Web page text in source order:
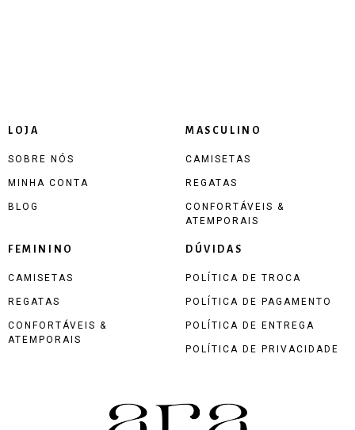
LOJA
SOBRE NÓS
MINHA CONTA
BLOG
MASCULINO
CAMISETAS
REGATAS
CONFORTÁVEIS &
ATEMPORAIS
FEMININO
CAMISETAS
REGATAS
CONFORTÁVEIS &
ATEMPORAIS
DÚVIDAS
POLÍTICA DE TROCA
POLÍTICA DE PAGAMENTO
POLÍTICA DE ENTREGA
POLÍTICA DE PRIVACIDADE